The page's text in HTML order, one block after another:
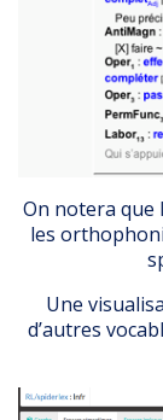
On notera que
les
Une
d’autres